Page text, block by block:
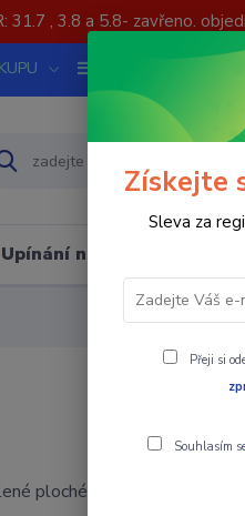
31.7 , 3.8 a 5.8- zavřeno.
Upínání nástrojů
Získejte
Sleva za
Přeji si
Souhlasím